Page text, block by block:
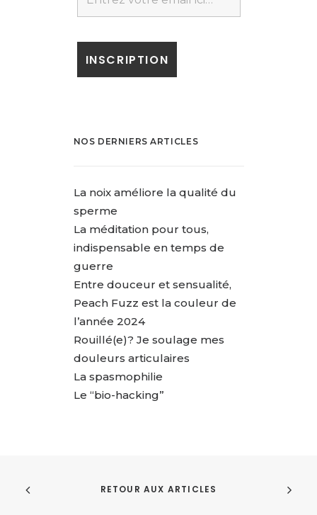
NOS DERNIERS ARTICLES
La noix améliore la qualité du
sperme
La méditation pour tous,
indispensable en temps de
guerre
Entre douceur et sensualité,
Peach Fuzz est la couleur de
l’année 2024
Rouillé(e)? Je soulage mes
douleurs articulaires
La spasmophilie
Le “bio-hacking”
RETOUR AUX ARTICLES